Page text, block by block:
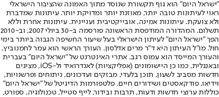
"ישראל היום" הוא גוף תקשורת שנוסד מתוך האמונה שהציבור הישראלי
ראוי לעיתונות טובה יותר, מאוזנת יותר ומדויקת יותר. עיתונות שמדברת
ולא צועקת. עיתונות אמינה, אובייקטיבית ועניינית. עיתונות אחרת וללא
תשלום. המהדורה המודפסת הראשונה פורסמה ב-30 ביולי 2007, וב-2010
הפך "ישראל היום" לעיתון הישראלי בעל שיעור החשיפה הגבוה ביותר בימי
חול. מו"ל העיתון היא ד"ר מרים אדלסון. העורך הראשי הוא עמר לחמנוביץ,
והעורך המייסד הוא עמוס רגב. אתרי האינטרנט של "ישראל היום" בעברית
ובאנגלית, כמו כן היישומונים (אפליקציות) לאנדרואיד ול-iOS, מציגים
חדשות מסביב לשעון, תוכן בלעדי, מבזקים ועדכונים, ניתוחים ופרשנויות,
וידיאו, פודקאסטים ושידורים חיים. פלטפורמות הדיגיטל של "ישראל היום"
כוללות ערוצי חדשות ודעות, תרבות ובידור, לייף סטייל, טכנולוגיה, ספורט,